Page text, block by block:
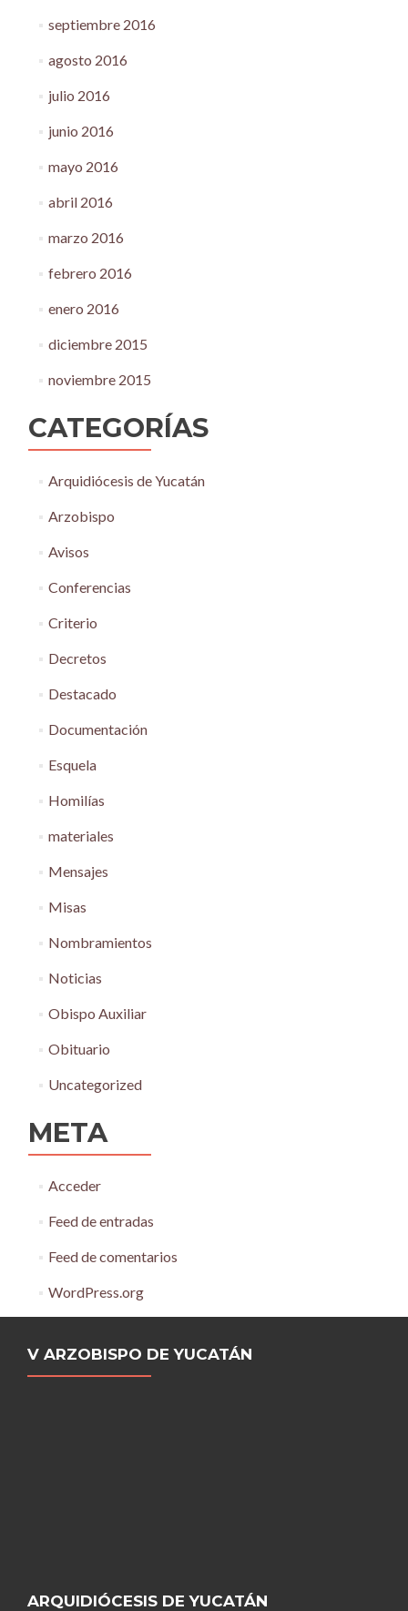
septiembre 2016
agosto 2016
julio 2016
junio 2016
mayo 2016
abril 2016
marzo 2016
febrero 2016
enero 2016
diciembre 2015
noviembre 2015
CATEGORÍAS
Arquidiócesis de Yucatán
Arzobispo
Avisos
Conferencias
Criterio
Decretos
Destacado
Documentación
Esquela
Homilías
materiales
Mensajes
Misas
Nombramientos
Noticias
Obispo Auxiliar
Obituario
Uncategorized
META
Acceder
Feed de entradas
Feed de comentarios
WordPress.org
V ARZOBISPO DE YUCATÁN
ARQUIDIÓCESIS DE YUCATÁN